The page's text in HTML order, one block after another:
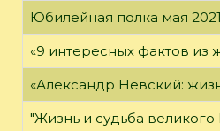
Юбилейная полка мая 2021
«9 интересных фактов из
«Александр Невский:
"Жизнь и судьба великого